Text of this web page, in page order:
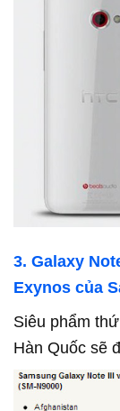
3. Galaxy
Exynos của
Siêu phẩm
Hàn Quốc sẽ